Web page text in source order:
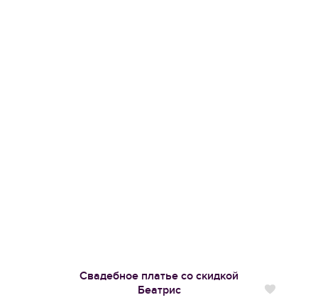
Свадебное платье со скидкой
Беатрис